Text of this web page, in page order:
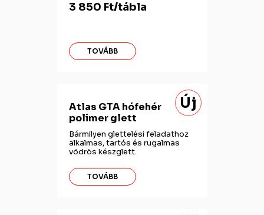
3 850 Ft/tábla
TOVÁBB
Atlas GTA hófehér
polimer glett
Bármilyen glettelési feladathoz
alkalmas, tartós és rugalmas
vödrös készglett.
TOVÁBB
Új